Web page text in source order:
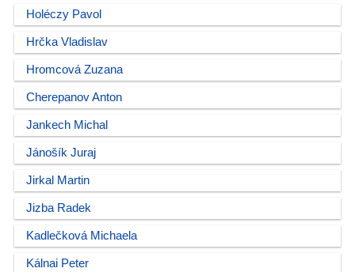
Holéczy Pavol
Hrčka Vladislav
Hromcová Zuzana
Cherepanov Anton
Jankech Michal
Jánošík Juraj
Jirkal Martin
Jizba Radek
Kadlečková Michaela
Kálnai Peter